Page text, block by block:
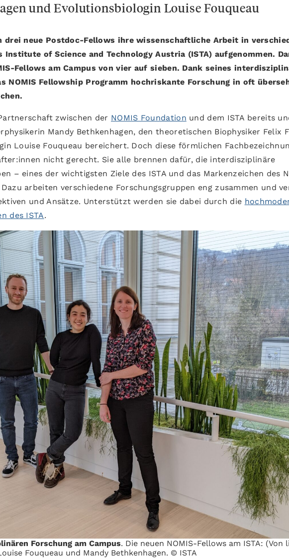
und Evolutionsbiologin Louise Fouqueau
drei neue Postdoc-Fellows ihre wissenschaftliche Arbeit in
Institute of Science and Technology Austria (ISTA) aufgenommen.
Fellows am Campus von vier auf sieben. Dank seines
NOMIS Fellowship Programm hochriskante Forschung in oft
zwischen der NOMIS Foundation und dem ISTA bereits
Mandy Bethkenhagen, den theoretischen Biophysiker Felix
Louise Fouqueau bereichert. Doch diese förmlichen
nicht gerecht. Sie alle brennen dafür, die interdisziplinäre
– eines der wichtigsten Ziele des ISTA und das Markenzeichen des
arbeiten verschiedene Forschungsgruppen eng zusammen und
und Ansätze. Unterstützt werden sie dabei durch die
des ISTA.
Forschung am Campus. Die neuen NOMIS-Fellows am ISTA: (Von
Fouqueau und Mandy Bethkenhagen. © ISTA